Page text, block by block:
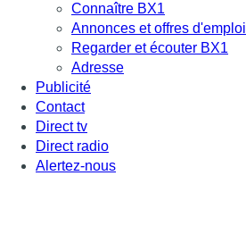
Connaître BX1
Annonces et offres d'emploi
Regarder et écouter BX1
Adresse
Publicité
Contact
Direct tv
Direct radio
Alertez-nous